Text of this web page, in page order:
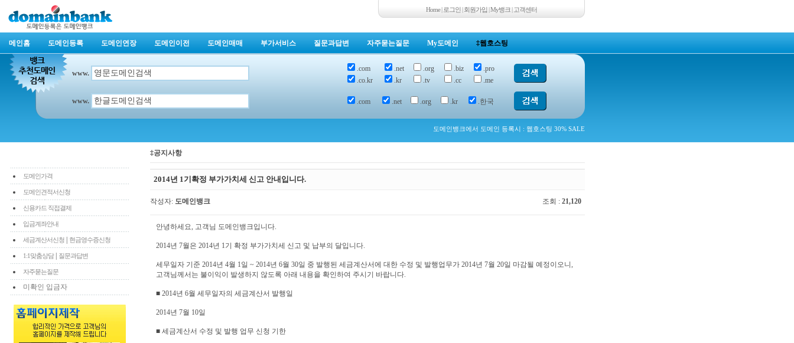
Home| 로그인|회원가입|My뱅크| 고객센터
메인홈 도메인등록 도메인연장 도메인이전 도메인매매 부가서비스 질문과답변 자주묻는질문 My도메인 ‡웹호스팅
www.
.com .net .org .biz
.pro
.co.kr
.kr .tv .cc .me
www. .com .net .org .kr .한국
도메인뱅크에서 도메인 등록시 : 웹호스팅 30% SALE
도메인가격
도메인견적서신청
신용카드 직접결제
입금계좌안내
세금계산서신청 현금영수증신청
1:1맞춤상담| 질문과답변
자주묻는질문
미확인 입금자
‡공지사항
2014년 1기확정 부가가치세 신고 안내입니다.
작성자: 도메인뱅크 조회 : 21,120
안녕하세요, 고객님 도메인뱅크입니다.
2014년 7월은 2014년 1기 확정 부가가치세 신고 및 납부의 달입니다.
세무일자 기준 2014년 4월 1일 ~ 2014년 6월 30일 중 발행된 세금계산서에 대한 수정 및 발행업무가 2014년 7월 20일 마감될 예정이오니,
고객님께서는 불이익이 발생하지 않도록 아래 내용을 확인하여 주시기 바랍니다.
■ 2014년 6월 세무일자의 세금계산서 발행일
2014년 7월 10일
■ 세금계산서 수정 및 발행 업무 신청 기한